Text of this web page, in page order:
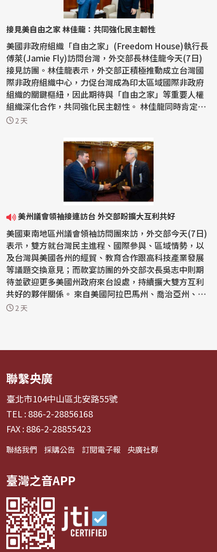
接見美自由之家 林佳龍：共同強化民主韌性
美國非政府組織「自由之家」(Freedom House)執行長
傅萊(Jamie Fly)訪問台灣，外交部長林佳龍今天(7日)
接見訪團。林佳龍表示，外交部正積極推動成立台灣國
際非政府組織中心，力促台灣成為印太區域國際非政府
組織的關鍵樞紐，因此期待與「自由之家」等重要人權
組織深化合作，共同強化民主韌性。 林佳龍同時肯定
「自由之...
2 天
美州議會領袖接連訪台 外交部盼擴大互利共好
美國東南地區州議會領袖訪問團來訪，外交部今天(7日)
表示，雙方就台灣民主進程、國際參與、區域情勢，以
及台灣與美國各州的經貿、教育合作跟高科技產業發展
等議題交換意見；而款宴訪團的外交部次長吳志中則期
待並歡迎更多美國州政府來台設處，持續擴大雙方互利
共好的夥伴關係。 來自美國阿拉巴馬州、喬治亞州、肯
塔基...
2 天
聯繫央廣
臺北市104中山區北安路55號
TEL : 886-2-28856168
FAX : 886-2-28855423
聯絡我們 採購公告 訂閱電子報 央廣社群
臺灣之音APP